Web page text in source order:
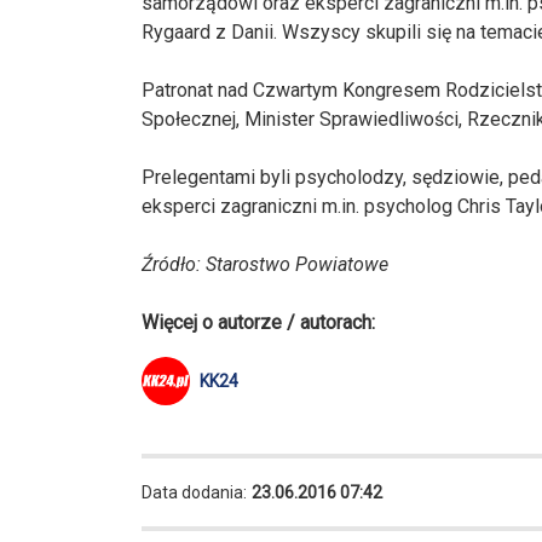
Rygaard z Danii. Wszyscy skupili się na
Patronat nad Czwartym Kongresem
Społecznej, Minister Sprawiedliwości,
Prelegentami byli psycholodzy, sędziowie,
eksperci zagraniczni m.in. psycholog Chris
Źródło: Starostwo Powiatowe
Więcej o autorze / autorach:
KK24
Data dodania: 23.06.2016 07:42